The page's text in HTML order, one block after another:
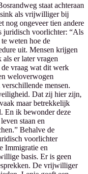
staat achteraan
als vrijwilliger bij
nog ongeveer tien andere
juridisch voorlichter: “Als
weten hoe de
uit. Mensen krijgen
er later vragen
vraag wat dit werk
weloverwogen
mensen.
Dat zij hier zijn,
maar betrekkelijk
En ik bewonder deze
staan en
Behalve de
voorlichter
Immigratie en
basis. Er is geen
De vrijwilliger